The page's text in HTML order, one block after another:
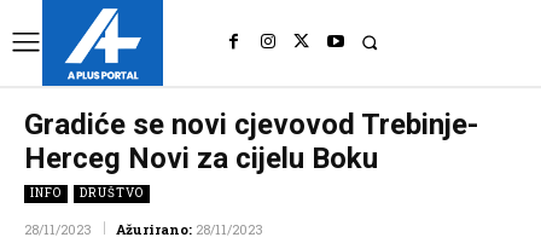
Gradiće se novi cjevovod Trebinje-
Herceg Novi za cijelu Boku
INFO DRUŠTVO
28/11/2023 Ažurirano: 28/11/2023